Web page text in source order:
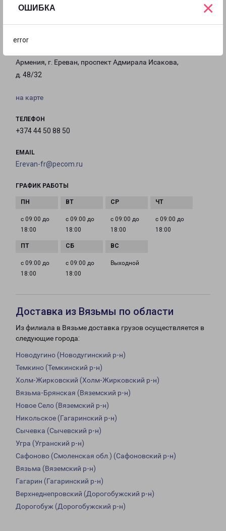
ОШИБКА
error
×
Филиалы в Ереване
Армения, г. Ереван, проспект Адмирала Исакова,
д. 48/32
на карте
ТЕЛЕФОН
+374 44 50 88 50
EMAIL
Erevan-fr@pecom.ru
ГРАФИК РАБОТЫ
с 09:00 до
18:00
с 09:00 до
18:00
с 09:00 до
18:00
с 09:00 до
18:00
с 09:00 до
18:00
с 09:00 до
18:00
Выходной
Доставка из Вязьмы по области
Из филиала в Вязьме доставка грузов осуществляется в
следующие города:
Новодугино (Новодугинский р-н)
Темкино (Темкинский р-н)
Холм-Жирковский (Холм-Жирковский р-н)
Вязьма-Брянская (Вяземский р-н)
Новое Село (Вяземский р-н)
Никольское (Гагаринский р-н)
Сычевка (Сычевский р-н)
Угра (Угранский р-н)
Сафоново (Смоленская обл.) (Сафоновский р-н)
Вязьма (Вяземский р-н)
Гагарин (Гагаринский р-н)
Верхнеднепровский (Дорогобужский р-н)
Дорогобуж (Дорогобужский р-н)